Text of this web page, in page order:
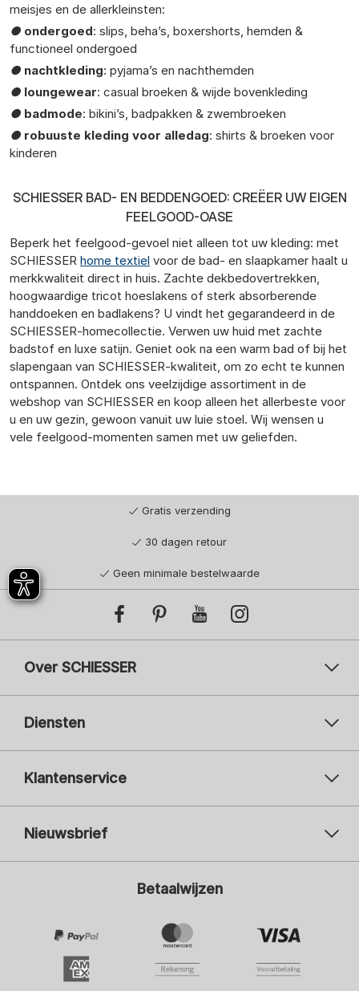
meisjes en de allerkleinsten:
● ondergoed: slips, beha’s, boxershorts, hemden &
functioneel ondergoed
● nachtkleding: pyjama’s en nachthemden
● loungewear: casual broeken & wijde bovenkleding
● badmode: bikini’s, badpakken & zwembroeken
● robuuste kleding voor alledag: shirts & broeken voor
kinderen
SCHIESSER BAD- EN BEDDENGOED: CREËER UW EIGEN
FEELGOOD-OASE
Beperk het feelgood-gevoel niet alleen tot uw kleding: met
SCHIESSER home textiel voor de bad- en slaapkamer haalt u
merkkwaliteit direct in huis. Zachte dekbedovertrekken,
hoogwaardige tricot hoeslakens of sterk absorberende
handdoeken en badlakens? U vindt het gegarandeerd in de
SCHIESSER-homecollectie. Verwen uw huid met zachte
badstof en luxe satijn. Geniet ook na een warm bad of bij het
slapengaan van SCHIESSER-kwaliteit, om zo echt te kunnen
ontspannen. Ontdek ons veelzijdige assortiment in de
webshop van SCHIESSER en koop alleen het allerbeste voor
u en uw gezin, gewoon vanuit uw luie stoel. Wij wensen u
vele feelgood-momenten samen met uw geliefden.
Gratis verzending
30 dagen retour
Geen minimale bestelwaarde
Over SCHIESSER
Diensten
Klantenservice
Nieuwsbrief
Ik ben geïnteresseerd in:
Herenmode
ADIDAS
Betaalwijzen